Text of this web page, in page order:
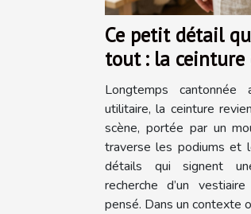
Ce petit détail
tout : la ceinture
mode
Longtemps cantonnée
utilitaire, la ceinture
scène, portée par un
traverse les podiums et
détails qui signent
recherche d’un
pensé. Dans un contexte